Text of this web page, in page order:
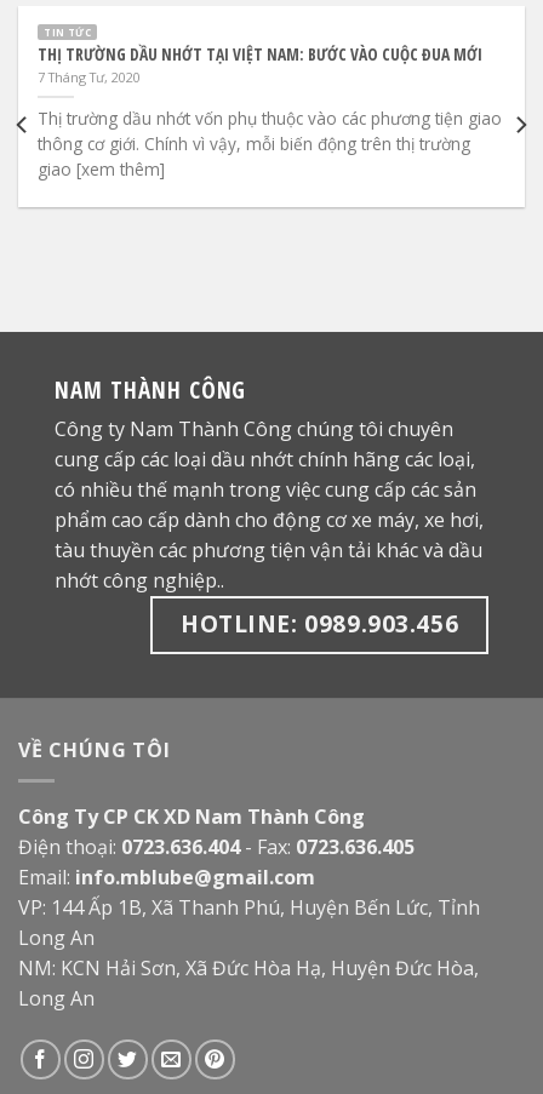
TIN TỨC
THỊ TRƯỜNG DẦU NHỚT TẠI VIỆT NAM: BƯỚC VÀO CUỘC ĐUA MỚI
7 Tháng Tư, 2020
Thị trường dầu nhớt vốn phụ thuộc vào các phương tiện giao
thông cơ giới. Chính vì vậy, mỗi biến động trên thị trường
giao [xem thêm]
NAM THÀNH CÔNG
Công ty Nam Thành Công chúng tôi chuyên
cung cấp các loại dầu nhớt chính hãng các loại,
có nhiều thế mạnh trong việc cung cấp các sản
phẩm cao cấp dành cho động cơ xe máy, xe hơi,
tàu thuyền các phương tiện vận tải khác và dầu
nhớt công nghiệp..
HOTLINE: 0989.903.456
VỀ CHÚNG TÔI
Công Ty CP CK XD Nam Thành Công
Điện thoại: 0723.636.404- Fax: 0723.636.405
Email: info.mblube@gmail.com
VP: 144 Ấp 1B, Xã Thanh Phú, Huyện Bến Lức, Tỉnh
Long An
NM: KCN Hải Sơn, Xã Đức Hòa Hạ, Huyện Đức Hòa,
Long An